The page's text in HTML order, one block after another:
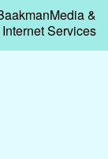
&
Services